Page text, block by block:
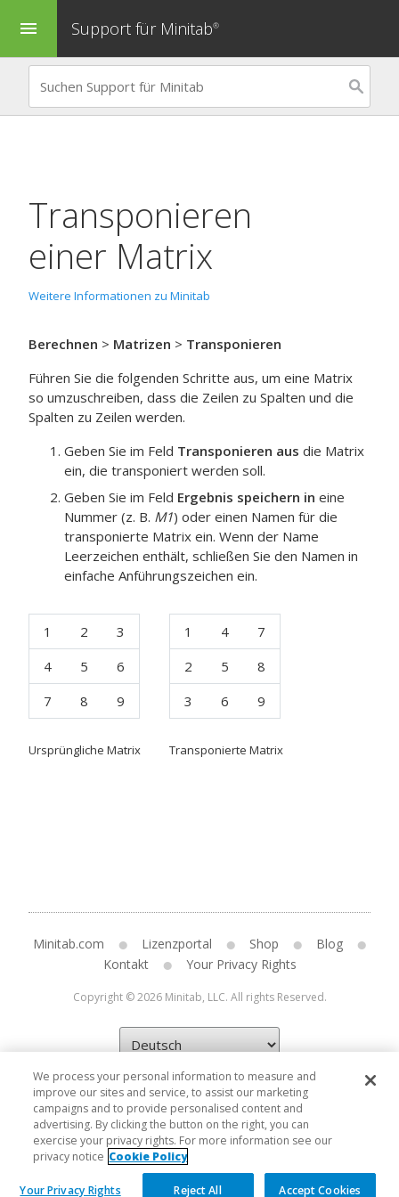
menu Support für Minitab®
Transponieren
einer Matrix
Weitere Informationen zu Minitab
Berechnen > Matrizen > Transponieren
Führen Sie die folgenden Schritte aus, um eine Matrix
so umzuschreiben, dass die Zeilen zu Spalten und die
Spalten zu Zeilen werden.
Geben Sie im Feld Transponieren aus die Matrix
ein, die transponiert werden soll.
Geben Sie im Feld Ergebnis speichern in eine
Nummer (z. B. M1) oder einen Namen für die
transponierte Matrix ein. Wenn der Name
Leerzeichen enthält, schließen Sie den Namen in
einfache Anführungszeichen ein.
1 2
3
4
5
6
7
8 9
Ursprüngliche Matrix
1 4
7
2
5
8
3
6 9
Transponierte Matrix
Minitab.com Lizenzportal Shop
Blog
Kontakt
Your Privacy Rights
Copyright © 2026 Minitab, LLC. All rights Reserved.
We process your personal information to measure and
improve our sites and service, to assist our marketing
campaigns and to provide personalised content and
advertising. By clicking the button on the right, you can
exercise your privacy rights. For more information see our
privacy notice Cookie Policy
Your Privacy Rights Reject All Accept Cookies